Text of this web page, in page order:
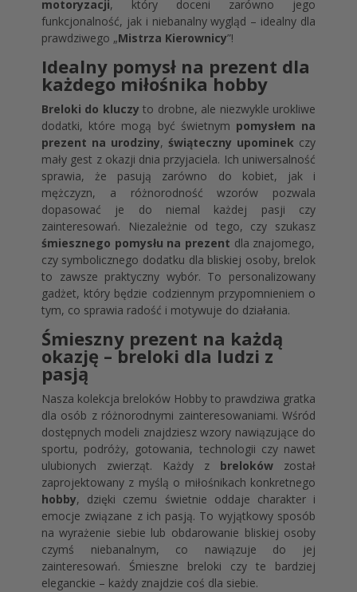
motoryzacji, który doceni zarówno jego
funkcjonalność, jak i niebanalny wygląd – idealny dla
prawdziwego „Mistrza Kierownicy”!
Idealny pomysł na prezent dla
każdego miłośnika hobby
Breloki do kluczy to drobne, ale niezwykle urokliwe
dodatki, które mogą być świetnym pomysłem na
prezent na urodziny,świąteczny upominek czy
mały gest z okazji dnia przyjaciela. Ich uniwersalność
sprawia, że pasują zarówno do kobiet, jak i
mężczyzn, a różnorodność wzorów pozwala
dopasować je do niemal każdej pasji czy
zainteresowań. Niezależnie od tego, czy szukasz
śmiesznego pomysłu na prezent dla znajomego,
czy symbolicznego dodatku dla bliskiej osoby, brelok
to zawsze praktyczny wybór. To personalizowany
gadżet, który będzie codziennym przypomnieniem o
tym, co sprawia radość i motywuje do działania.
Śmieszny prezent na każdą
okazję – breloki dla ludzi z
pasją
Nasza kolekcja breloków Hobby to prawdziwa gratka
dla osób z różnorodnymi zainteresowaniami. Wśród
dostępnych modeli znajdziesz wzory nawiązujące do
sportu, podróży, gotowania, technologii czy nawet
ulubionych zwierząt. Każdy z breloków został
zaprojektowany z myślą o miłośnikach konkretnego
hobby, dzięki czemu świetnie oddaje charakter i
emocje związane z ich pasją. To wyjątkowy sposób
na wyrażenie siebie lub obdarowanie bliskiej osoby
czymś niebanalnym, co nawiązuje do jej
zainteresowań. Śmieszne breloki czy te bardziej
eleganckie – każdy znajdzie coś dla siebie.